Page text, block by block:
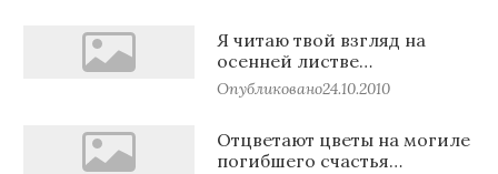
Я читаю твой взгляд на
осенней листве…
Опубликовано24.10.2010
Отцветают цветы на могиле
погибшего счастья…